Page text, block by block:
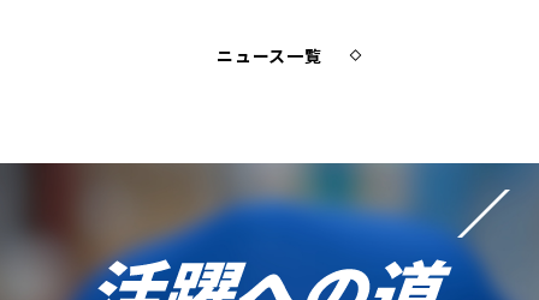
ニュース一覧